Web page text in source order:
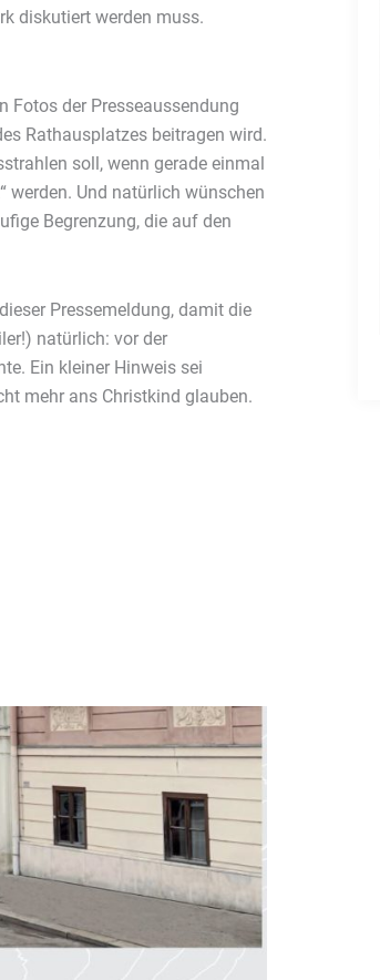
diskutiert werden muss.
Fotos der Presseaussendung
Rathausplatzes beitragen wird.
soll, wenn gerade einmal
werden. Und natürlich wünschen
Begrenzung, die auf den
Pressemeldung, damit die
natürlich: vor der
Ein kleiner Hinweis sei
mehr ans Christkind glauben.